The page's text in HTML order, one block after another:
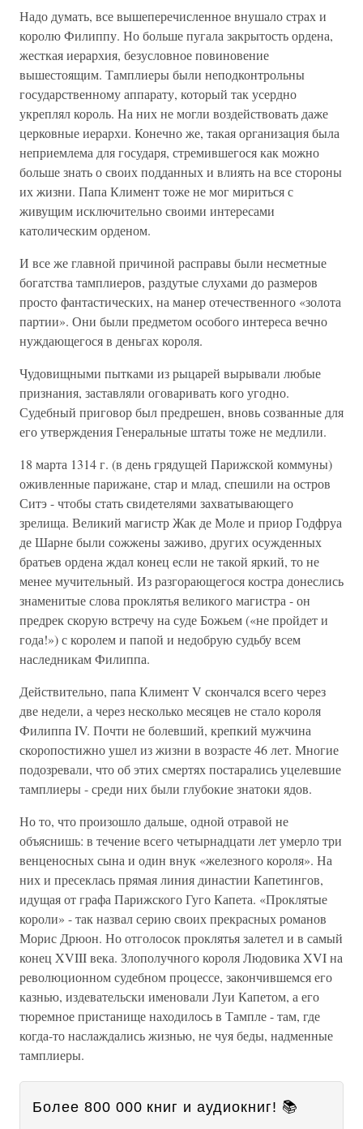
Надо думать, все вышеперечисленное внушало страх и
королю Филиппу. Но больше пугала закрытость ордена,
жесткая иерархия, безусловное повиновение
вышестоящим. Тамплиеры были неподконтрольны
государственному аппарату, который так усердно
укреплял король. На них не могли воздействовать даже
церковные иерархи. Конечно же, такая организация была
неприемлема для государя, стремившегося как можно
больше знать о своих подданных и влиять на все стороны
их жизни. Папа Климент тоже не мог мириться с
живущим исключительно своими интересами
католическим орденом.
И все же главной причиной расправы были несметные
богатства тамплиеров, раздутые слухами до размеров
просто фантастических, на манер отечественного «золота
партии». Они были предметом особого интереса вечно
нуждающегося в деньгах короля.
Чудовищными пытками из рыцарей вырывали любые
признания, заставляли оговаривать кого угодно.
Судебный приговор был предрешен, вновь созванные для
его утверждения Генеральные штаты тоже не медлили.
18 марта 1314 г. (в день грядущей Парижской коммуны)
оживленные парижане, стар и млад, спешили на остров
Ситэ - чтобы стать свидетелями захватывающего
зрелища. Великий магистр Жак де Моле и приор Годфруа
де Шарне были сожжены заживо, других осужденных
братьев ордена ждал конец если не такой яркий, то не
менее мучительный. Из разгорающегося костра донеслись
знаменитые слова проклятья великого магистра - он
предрек скорую встречу на суде Божьем («не пройдет и
года!») с королем и папой и недобрую судьбу всем
наследникам Филиппа.
Действительно, папа Климент V скончался всего через
две недели, а через несколько месяцев не стало короля
Филиппа IV. Почти не болевший, крепкий мужчина
скоропостижно ушел из жизни в возрасте 46 лет. Многие
подозревали, что об этих смертях постарались уцелевшие
тамплиеры - среди них были глубокие знатоки ядов.
Но то, что произошло дальше, одной отравой не
объяснишь: в течение всего четырнадцати лет умерло три
венценосных сына и один внук «железного короля». На
них и пресеклась прямая линия династии Капетингов,
идущая от графа Парижского Гуго Капета. «Проклятые
короли» - так назвал серию своих прекрасных романов
Морис Дрюон. Но отголосок проклятья залетел и в самый
конец XVIII века. Злополучного короля Людовика XVI на
революционном судебном процессе, закончившемся его
казнью, издевательски именовали Луи Капетом, а его
тюремное пристанище находилось в Тампле - там, где
когда-то наслаждались жизнью, не чуя беды, надменные
тамплиеры.
Более 800 000 книг и аудиокниг! 📚